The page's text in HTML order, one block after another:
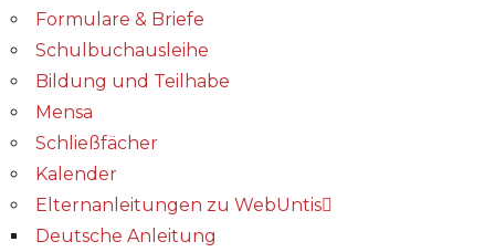
Formulare & Briefe
Schulbuchausleihe
Bildung und Teilhabe
Mensa
Schließfächer
Kalender
Elternanleitungen zu WebUntis
Deutsche Anleitung